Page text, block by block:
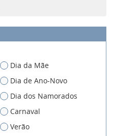
Dia da Mãe
Dia de Ano-Novo
Dia dos Namorados
Carnaval
Verão